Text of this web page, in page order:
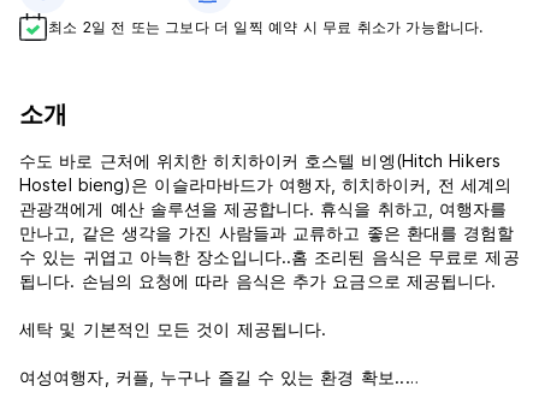
최소 2일 전 또는 그보다 더 일찍 예약 시 무료 취소가 가능합니다.
소개
수도 바로 근처에 위치한 히치하이커 호스텔 비엥(Hitch Hikers
Hostel bieng)은 이슬라마바드가 여행자, 히치하이커, 전 세계의
관광객에게 예산 솔루션을 제공합니다. 휴식을 취하고, 여행자를
만나고, 같은 생각을 가진 사람들과 교류하고 좋은 환대를 경험할
수 있는 귀엽고 아늑한 장소입니다..홈 조리된 음식은 무료로 제공
됩니다. 손님의 요청에 따라 음식은 추가 요금으로 제공됩니다.
세탁 및 기본적인 모든 것이 제공됩니다.
여성여행자, 커플, 누구나 즐길 수 있는 환경 확보..